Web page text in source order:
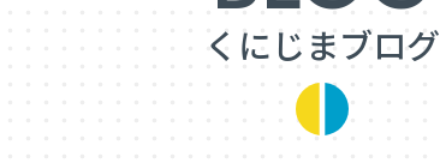
くにじまブログ